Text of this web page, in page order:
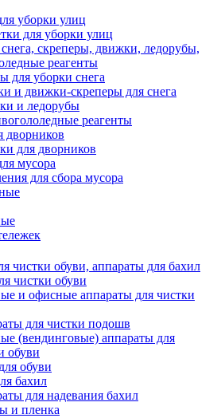
уборки улиц
для уборки улиц
скреперы, движки, ледорубы,
реагенты
для уборки снега
и движки-скреперы для снега
и ледорубы
реагенты
дворников
для дворников
мусора
для сбора мусора
чистки обуви, аппараты для бахил
чистки обуви
и офисные аппараты для чистки
для чистки подошв
(вендинговые) аппараты для
обуви
обуви
бахил
для надевания бахил
и пленка